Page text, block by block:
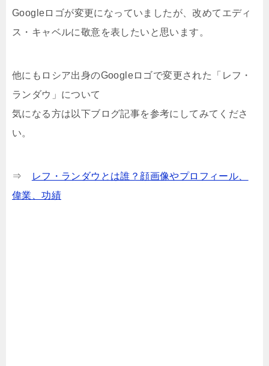
Googleロゴが変更になっていましたが、改めてエディ
ス・キャベルに敬意を表したいと思います。
他にもロシア出身のGoogleロゴで変更された「レフ・
ランダウ」について
気になる方は以下ブログ記事を参考にしてみてくださ
い。
⇒
レフ・ランダウとは誰？顔画像やプロフィール、
偉業、功績